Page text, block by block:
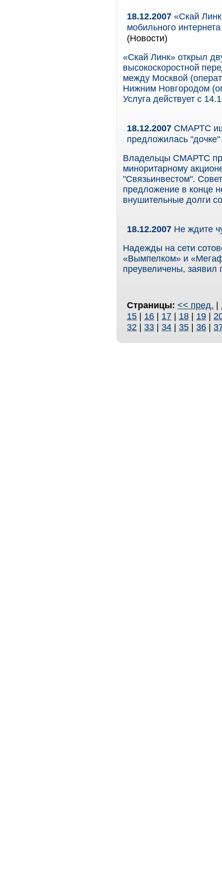
18.12.2007 «Скай
мобильного
(Новости)
«Скай Линк» открыл
высокоскоростной
между Москвой
Нижним Новгородом
Услуга действует с
18.12.2007 СМАРТС
предложилась
Владельцы СМАРТС
миноритарному
"Связьинвестом".
предложение в конце
внушительные долги
18.12.2007 Не ждите
Надежды на сети
«Вымпелком» и
преувеличены,
Страницы: << пред. |
15 | 16 | 17 | 18 | 19 |
32 | 33 | 34 | 35 | 36 |